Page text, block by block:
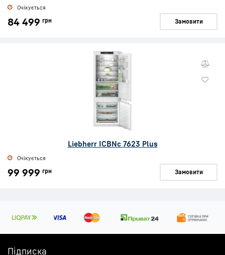
Очікується
84 499 грн Замовити
Liebherr ICBNc 7623 Plus
Очікується
99 999 грн Замовити
Підписка